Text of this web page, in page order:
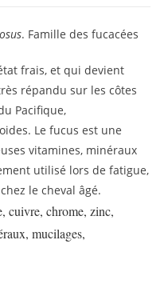
. Famille des fucacées
frais, et qui devient
répandu sur les côtes
Pacifique,
Le fucus est une
vitamines, minéraux
utilisé lors de fatigue,
le cheval âgé.
cuivre, chrome, zinc,
mucilages,